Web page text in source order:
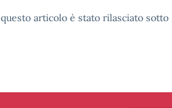
articolo è stato rilasciato